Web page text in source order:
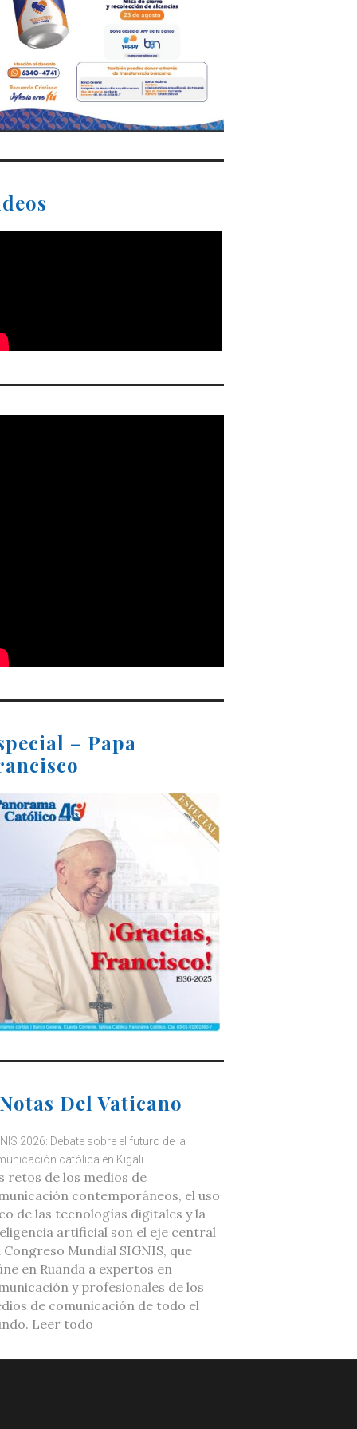
– Papa
Del Vaticano
2026: Debate sobre el futuro de la
católica en Kigali
retos de los medios de
contemporáneos, el uso
de las tecnologías digitales y la
artificial son el eje central
Congreso Mundial SIGNIS, que
en Ruanda a expertos en
y profesionales de los
de comunicación de todo el
Leer todo